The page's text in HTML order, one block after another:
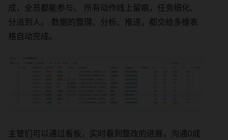
成，全员都能参与。 所有动作线上留痕，任务细化、
分派到人。 数据的整理、分析、推送，都交给多维表
格自动完成。
主管们可以通过看板，实时看到整改的进展，沟通0成